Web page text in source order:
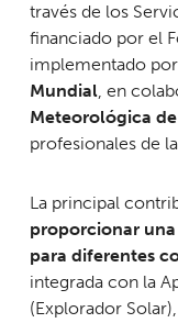
través de los
financiado por el
implementado
Mundial, en
Meteorológica
profesionales de
La principal
proporcionar
para diferentes
integrada con la
(Explorador